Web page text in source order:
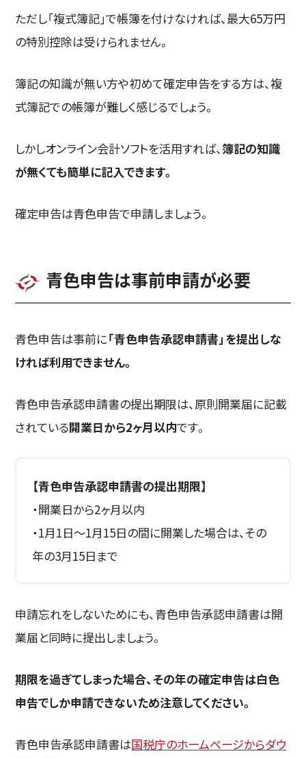
ただし「複式簿記」で帳簿を付けなければ、最大65万円
の特別控除は受けられません。
簿記の知識が無い方や初めて確定申告をする方は、複
式簿記での帳簿が難しく感じるでしょう。
しかしオンライン会計ソフトを活用すれば、簿記の知識
が無くても簡単に記入できます。
確定申告は青色申告で申請しましょう。
青色申告は事前申請が必要
青色申告は事前に「青色申告承認申請書」を提出しな
ければ利用できません。
青色申告承認申請書の提出期限は、原則開業届に記載
されている開業日から2ヶ月以内です。
【青色申告承認申請書の提出期限】
・開業日から2ヶ月以内
・1月1日〜1月15日の間に開業した場合は、その
年の3月15日まで
申請忘れをしないためにも、青色申告承認申請書は開
業届と同時に提出しましょう。
期限を過ぎてしまった場合、その年の確定申告は白色
申告でしか申請できないため注意してください。
青色申告承認申請書は国税庁のホームページからダウ